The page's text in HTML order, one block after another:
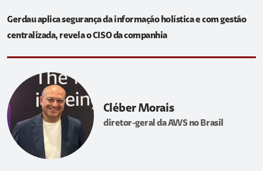
Gerdau aplica segurança da informação holística e com gestão
centralizada, revela o CISO da companhia
Cléber Morais
diretor-geral da AWS no Brasil